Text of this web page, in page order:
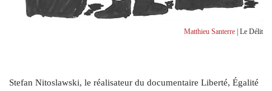
Matthieu Santerre | Le Délit
Stefan Nitoslawski, le réalisateur du documentaire Liberté, Égalité